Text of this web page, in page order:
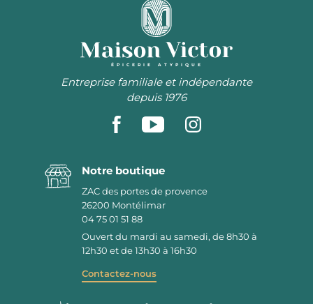
ÉPICERIE ATYPIQUE
Entreprise familiale et indépendante
depuis 1976
Notre boutique
ZAC des portes de provence
26200 Montélimar
04 75 01 51 88
Ouvert du mardi au samedi, de 8h30 à
12h30 et de 13h30 à 16h30
Contactez-nous